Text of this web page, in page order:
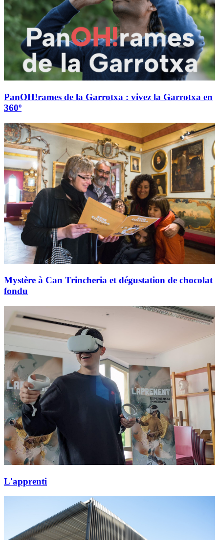
PanOH!rames de la Garrotxa : vivez la Garrotxa en
360º
Mystère à Can Trincheria et dégustation de chocolat
fondu
L'apprenti